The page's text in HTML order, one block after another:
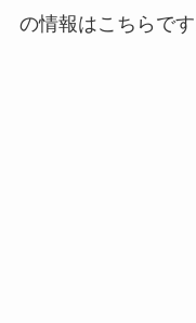
の情報はこちらです